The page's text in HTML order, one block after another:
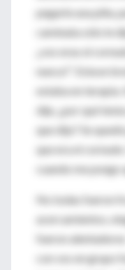
pegarle una piña,
caminata sólo le
¿vos eras el
nunca?”. Estuve
estaba en
dije, ¿por qué
que dijo? Se
que era el
cuando me pongo
No todas fueron
acercamientos,
fueron
con vos en grupo